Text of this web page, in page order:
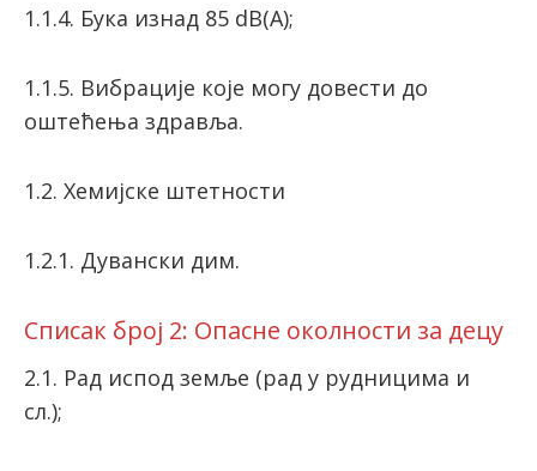
1.1.4. Бука изнад 85 dB(А);
1.1.5. Вибрације које могу довести до
оштећења здравља.
1.2. Хемијске штетности
1.2.1. Дувански дим.
Списак број 2: Опасне околности за децу
2.1. Рад испод земље (рад у рудницима и
сл.);